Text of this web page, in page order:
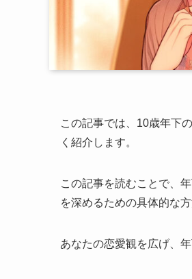
この記事では、10歳年下
く紹介します。
この記事を読むことで、
を深めるための具体的な
あなたの恋愛観を広げ、